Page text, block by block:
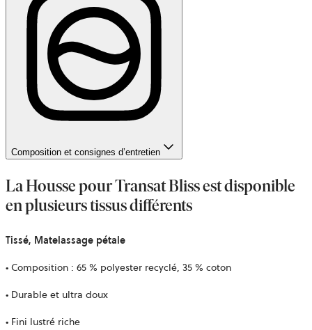
Composition et consignes d’entretien
La Housse pour Transat Bliss est disponible
en plusieurs tissus différents
Tissé, Matelassage pétale
• Composition : 65 % polyester recyclé, 35 % coton
• Durable et ultra doux
• Fini lustré riche